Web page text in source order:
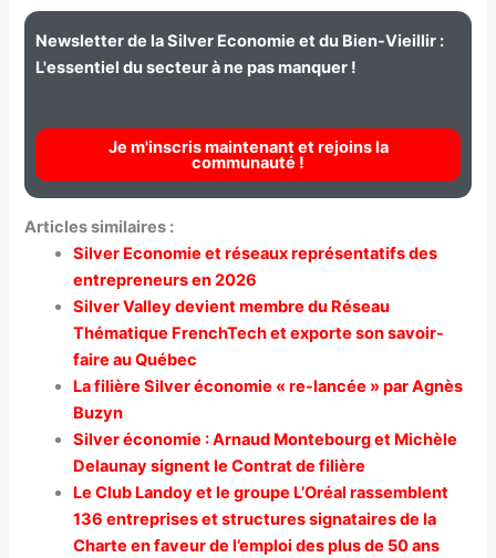
Newsletter de la Silver Economie et du Bien-Vieillir :
L'essentiel du secteur à ne pas manquer !
Je m'inscris maintenant et rejoins la
communauté !
Articles similaires :
Silver Economie et réseaux représentatifs des
entrepreneurs en 2026
Silver Valley devient membre du Réseau
Thématique FrenchTech et exporte son savoir-
faire au Québec
La filière Silver économie « re-lancée » par Agnès
Buzyn
Silver économie : Arnaud Montebourg et Michèle
Delaunay signent le Contrat de filière
Le Club Landoy et le groupe L’Oréal rassemblent
136 entreprises et structures signataires de la
Charte en faveur de l’emploi des plus de 50 ans